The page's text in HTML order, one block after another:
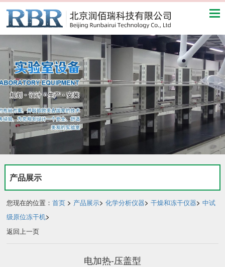
产品展示
您现在的位置：首页 > 产品展示> 化学分析仪器> 干燥和冻干仪器> 中试
级原位冻干机>
返回上一页
电加热-压盖型